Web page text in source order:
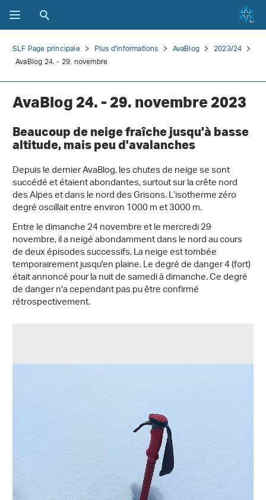
SLF Page principale Plus d'informations AvaBlog
2023/24
AvaBlog 24. - 29. novembre
AvaBlog 24. - 29. novembre 2023
Beaucoup de neige fraîche jusqu'à basse
altitude, mais peu d'avalanches
Depuis le dernier AvaBlog, les chutes de neige se sont
succédé et étaient abondantes, surtout sur la crête nord
des Alpes et dans le nord des Grisons. L’isotherme zéro
degré oscillait entre environ 1000 m et 3000 m.
Entre le dimanche 24 novembre et le mercredi 29
novembre, il a neigé abondamment dans le nord au cours
de deux épisodes successifs. La neige est tombée
temporairement jusqu'en plaine. Le degré de danger 4 (fort)
était annoncé pour la nuit de samedi à dimanche. Ce degré
de danger n'a cependant pas pu être confirmé
rétrospectivement.